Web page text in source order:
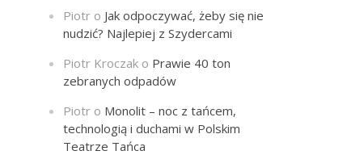
Piotr o Jak odpoczywać, żeby się nie
nudzić? Najlepiej z Szydercami
Piotr Kroczak o Prawie 40 ton
zebranych odpadów
Piotr o Monolit – noc z tańcem,
technologią i duchami w Polskim
Teatrze Tańca